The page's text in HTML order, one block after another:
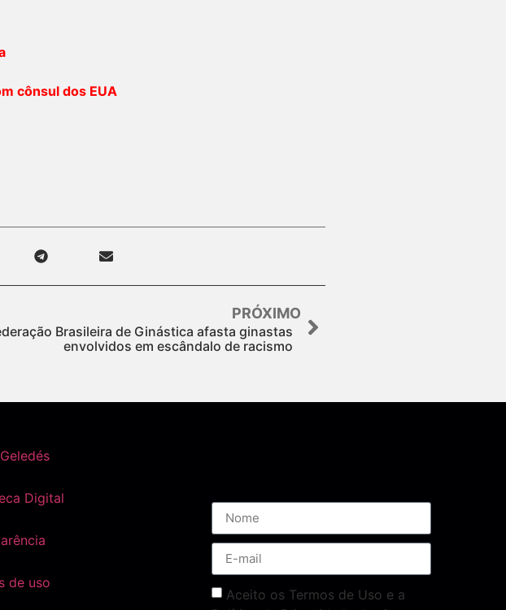
cônsul dos EUA
PRÓXIMO
Brasileira de Ginástica afasta ginastas
envolvidos em escândalo de racismo
Digital
de uso
Aceito os Termos de Uso e a